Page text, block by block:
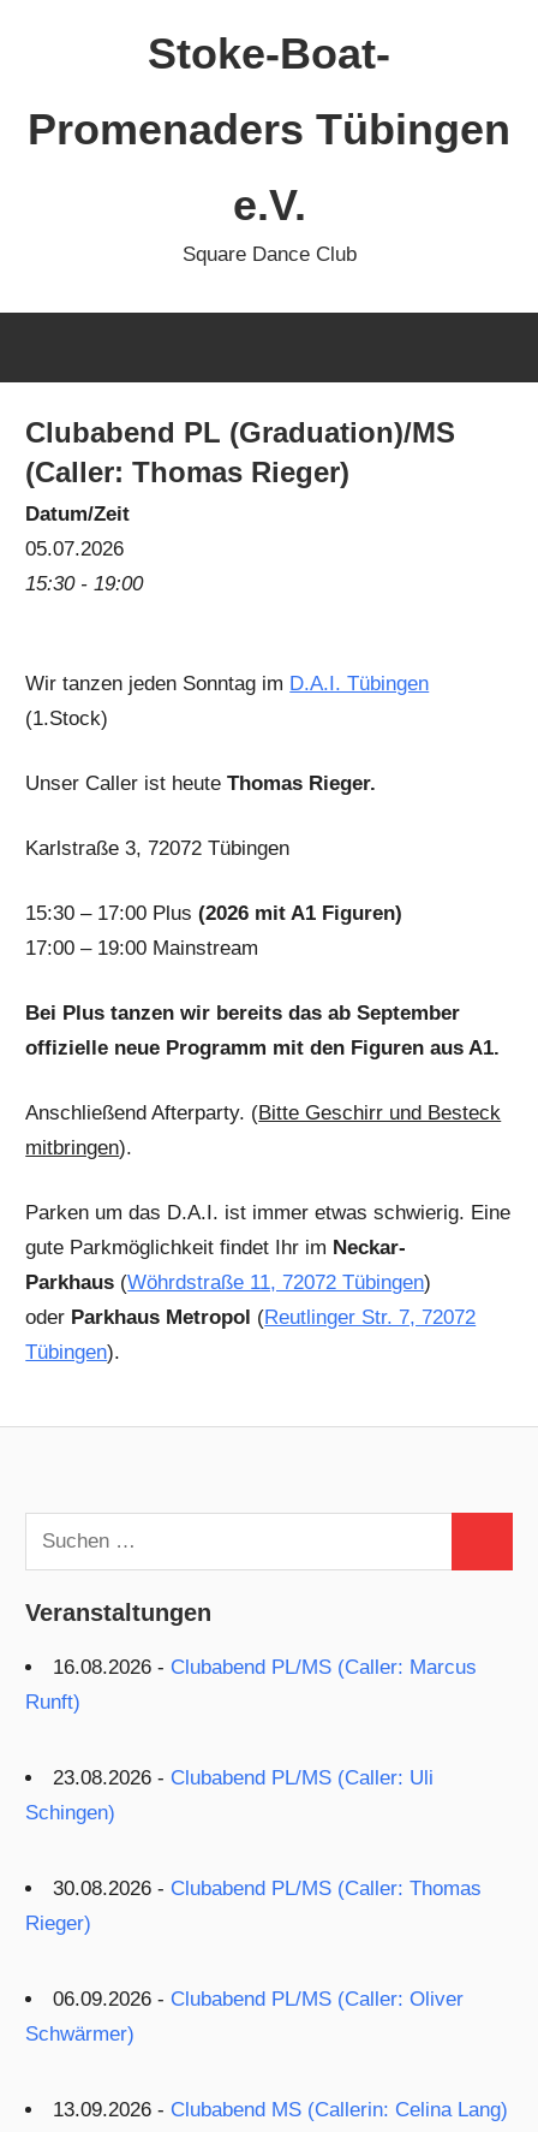
Stoke-Boat-
Promenaders Tübingen
e.V.
Square Dance Club
Clubabend PL (Graduation)/MS
(Caller: Thomas Rieger)
Datum/Zeit
05.07.2026
15:30 - 19:00
Wir tanzen jeden Sonntag im D.A.I. Tübingen
(1.Stock)
Unser Caller ist heuteThomas Rieger.
Karlstraße 3, 72072 Tübingen
15:30 – 17:00 Plus(2026 mit A1 Figuren)
17:00 – 19:00 Mainstream
Bei Plus tanzen wir bereits das ab September
offizielle neue Programm mit den Figuren aus A1.
Anschließend Afterparty. (Bitte Geschirr und Besteck
mitbringen).
Parken um das D.A.I. ist immer etwas schwierig. Eine
gute Parkmöglichkeit findet Ihr im Neckar-
Parkhaus (Wöhrdstraße 11, 72072 Tübingen)
oder Parkhaus Metropol (Reutlinger Str. 7, 72072
Tübingen).
Suchen
nach:
Veranstaltungen
16.08.2026 - Clubabend PL/MS (Caller: Marcus
Runft)
23.08.2026 - Clubabend PL/MS (Caller: Uli
Schingen)
30.08.2026 - Clubabend PL/MS (Caller: Thomas
Rieger)
06.09.2026 - Clubabend PL/MS (Caller: Oliver
Schwärmer)
13.09.2026 - Clubabend MS (Callerin: Celina Lang)